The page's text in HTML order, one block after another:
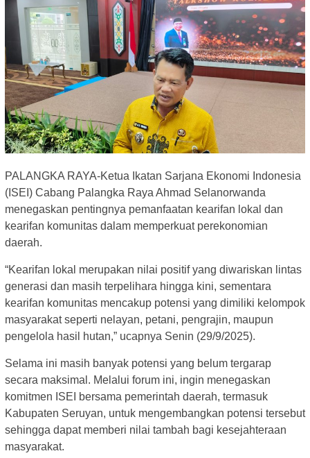
PALANGKA RAYA-Ketua Ikatan Sarjana Ekonomi Indonesia
(ISEI) Cabang Palangka Raya Ahmad Selanorwanda
menegaskan pentingnya pemanfaatan kearifan lokal dan
kearifan komunitas dalam memperkuat perekonomian
daerah.
“Kearifan lokal merupakan nilai positif yang diwariskan lintas
generasi dan masih terpelihara hingga kini, sementara
kearifan komunitas mencakup potensi yang dimiliki kelompok
masyarakat seperti nelayan, petani, pengrajin, maupun
pengelola hasil hutan,” ucapnya Senin (29/9/2025).
Selama ini masih banyak potensi yang belum tergarap
secara maksimal. Melalui forum ini, ingin menegaskan
komitmen ISEI bersama pemerintah daerah, termasuk
Kabupaten Seruyan, untuk mengembangkan potensi tersebut
sehingga dapat memberi nilai tambah bagi kesejahteraan
masyarakat.